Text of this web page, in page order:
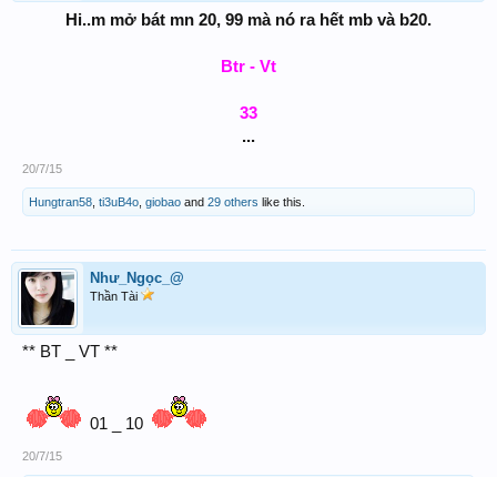
Hi..m mở bát mn 20, 99 mà nó ra hết mb và b20.
Btr - Vt
33
...
20/7/15
Hungtran58 ti3uB4o giobao and 29 others like this.
Như_Ngọc_@
Thần Tài
** BT _ VT **
01 _ 10
20/7/15